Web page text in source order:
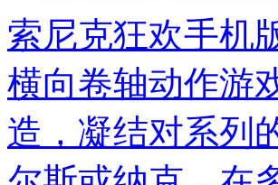
索尼克狂欢手机
横向卷轴动作游
造，凝结对系列